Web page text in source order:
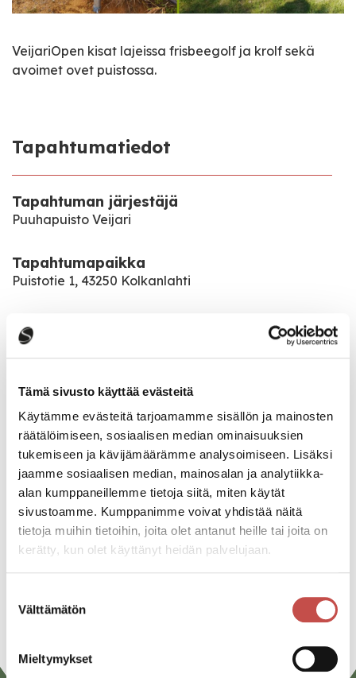
Tämä sivusto käyttää evästeitä
Käytämme evästeitä tarjoamamme sisällön ja mainosten
räätälöimiseen, sosiaalisen median ominaisuuksien
tukemiseen ja kävijämäärämme analysoimiseen. Lisäksi
jaamme sosiaalisen median, mainosalan ja analytiikka-
alan kumppaneillemme tietoja siitä, miten käytät
sivustoamme. Kumppanimme voivat yhdistää näitä
tietoja muihin tietoihin, joita olet antanut heille tai joita on
kerätty, kun olet käyttänyt heidän palvelujaan.
valinta
Välttämätön
Mieltymykset
VeijariOpen kisat lajeissa frisbeegolf ja krolf sekä
avoimet ovet puistossa.
Tapahtumatiedot
Tapahtuman järjestäjä
Puuhapuisto Veijari
Tapahtumapaikka
Puistotie 1, 43250 Kolkanlahti
Pääsymaksu
Ei pääsymaksua
Katso kaikki tapahtumat
Jaa tapahtuma:
Facebook
Twitter